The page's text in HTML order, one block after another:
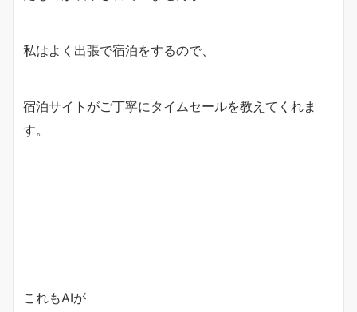
私はよく出張で宿泊をするので、
宿泊サイトがご丁寧に タイムセールを教えてくれま
す。
これもAIが